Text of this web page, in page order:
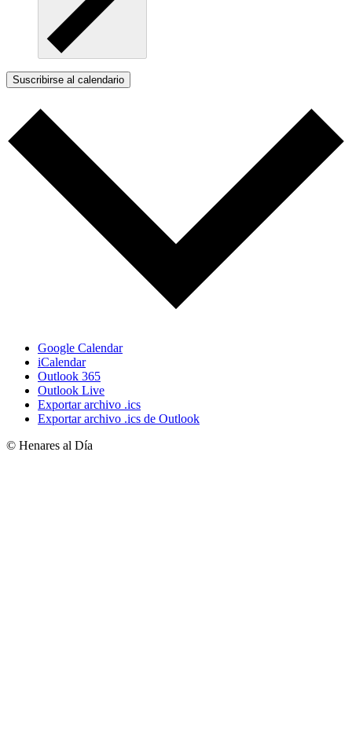
Suscribirse al calendario
Google Calendar
iCalendar
Outlook 365
Outlook Live
Exportar archivo .ics
Exportar archivo .ics de Outlook
© Henares al Día